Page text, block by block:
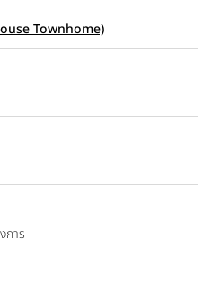
Townhome)
การ